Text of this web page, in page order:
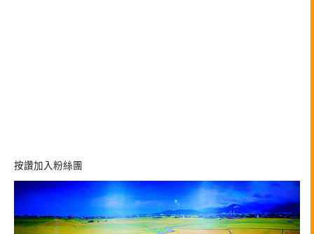
按讚加入粉絲團